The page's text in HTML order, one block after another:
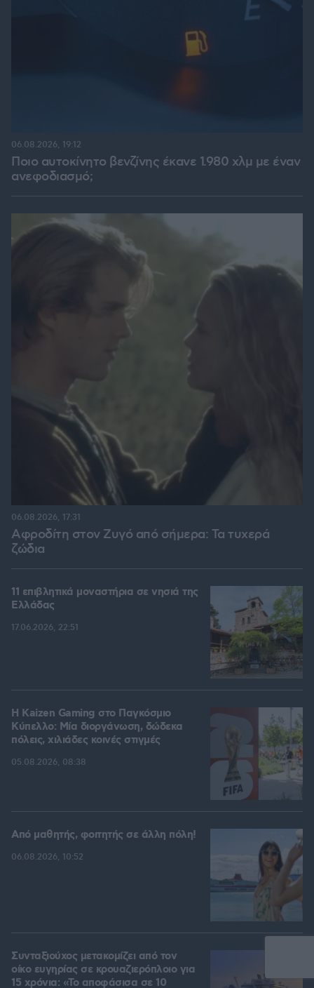
Ποιο αυτοκίνητο βενζίνης έκανε 1.980 χλμ με έναν
ανεφοδιασμό;
06.08.2026, 19:12
Αφροδίτη στον Ζυγό από σήμερα: Τα τυχερά
ζώδια
06.08.2026, 17:31
11 επιβλητικά μοναστήρια σε νησιά της
Ελλάδας
17.06.2026, 22:51
H Kaizen Gaming στο Παγκόσμιο
Kύπελλο: Μία διοργάνωση, δώδεκα
πόλεις, χιλιάδες κοινές στιγμές
05.08.2026, 08:38
Από μαθητής, φοιτητής σε άλλη πόλη!
06.08.2026, 10:52
Συνταξιούχος μετακομίζει από τον
οίκο ευγηρίας σε κρουαζιερόπλοιο για
15 χρόνια: «Το αποφάσισα σε 10